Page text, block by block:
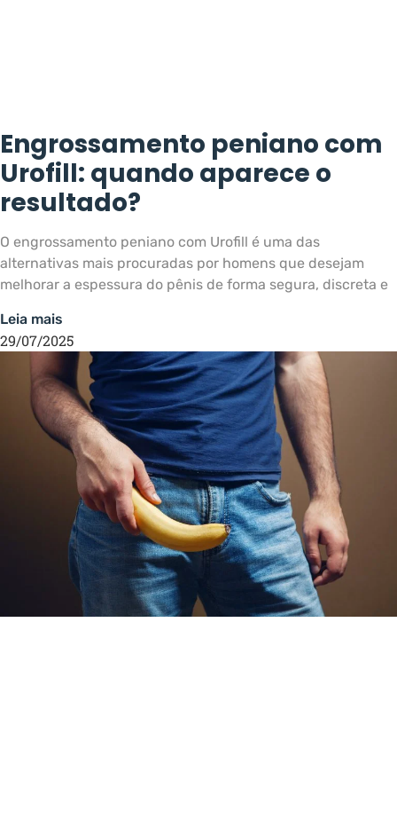
Engrossamento peniano com
Urofill: quando aparece o
resultado?
O engrossamento peniano com Urofill é uma das
alternativas mais procuradas por homens que desejam
melhorar a espessura do pênis de forma segura, discreta e
Leia mais
29/07/2025